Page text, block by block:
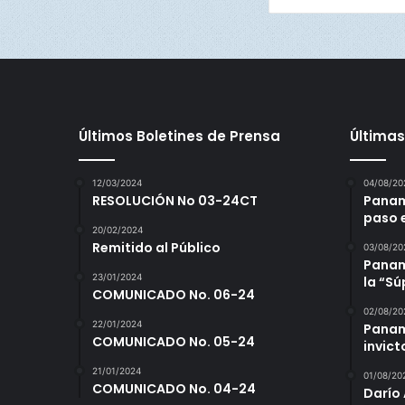
Últimos Boletines de Prensa
12/03/2024
RESOLUCIÓN No 03-24CT
20/02/2024
Remitido al Público
23/01/2024
COMUNICADO No. 06-24
22/01/2024
COMUNICADO No. 05-24
21/01/2024
COMUNICADO No. 04-24
04/08/
paso
03/08/
la
02/08/
01/08/
Darío